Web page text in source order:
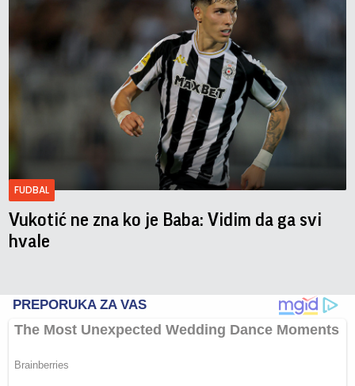
FUDBAL
Vukotić ne zna ko je Baba: Vidim da ga svi
hvale